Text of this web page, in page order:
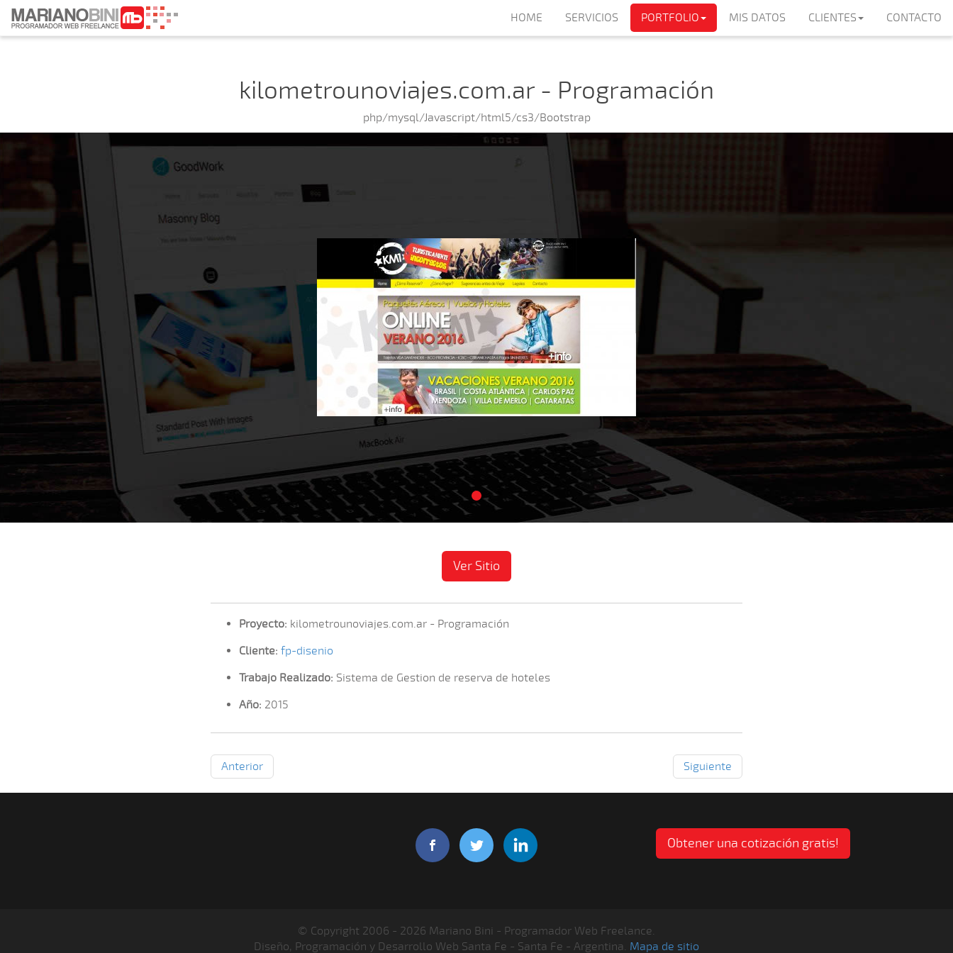
HOME SERVICIOS PORTFOLIO MIS DATOS CLIENTES CONTACTO
kilometrounoviajes.com.ar - Programación
php/mysql/Javascript/html5/cs3/Bootstrap
Ver Sitio
Proyecto: kilometrounoviajes.com.ar - Programación
Cliente: fp-disenio
Trabajo Realizado: Sistema de Gestion de reserva de hoteles
Año: 2015
Anterior Siguiente
Obtener una cotización gratis!
© Copyright 2006 - 2026 Mariano Bini - Programador Web Freelance.
Diseño, Programación y Desarrollo Web Santa Fe - Santa Fe - Argentina. Mapa de sitio